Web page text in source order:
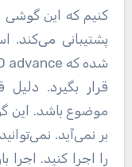
پشتیبانی می‌کند.
قرار بگیرد.
موضوع باشد. این
بر نمی‌آید.
را اجرا کنید.